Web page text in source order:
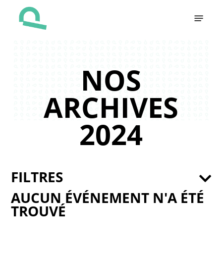
NOS
ARCHIVES
2024
AUCUN ÉVÉNEMENT N'A ÉTÉ
TROUVÉ
FILTRES